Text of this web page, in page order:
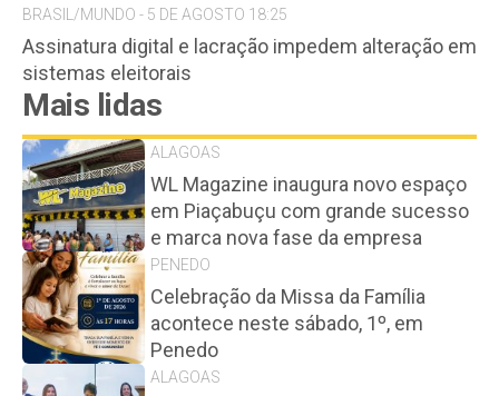
BRASIL/MUNDO - 5 DE AGOSTO 18:25
Assinatura digital e lacração impedem alteração em
sistemas eleitorais
Mais lidas
ALAGOAS
WL Magazine inaugura novo espaço
em Piaçabuçu com grande sucesso
e marca nova fase da empresa
PENEDO
Celebração da Missa da Família
acontece neste sábado, 1º, em
Penedo
ALAGOAS